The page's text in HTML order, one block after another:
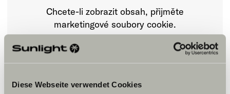
Diese Webseite verwendet Cookies
Chcete-li zobrazit obsah, přijměte
marketingové soubory cookie.
Nastavení souborů cookie